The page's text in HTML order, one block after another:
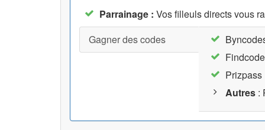
Parrainage : Vos filleuls directs vous
Gagner des codes
Prizpass
Autres :